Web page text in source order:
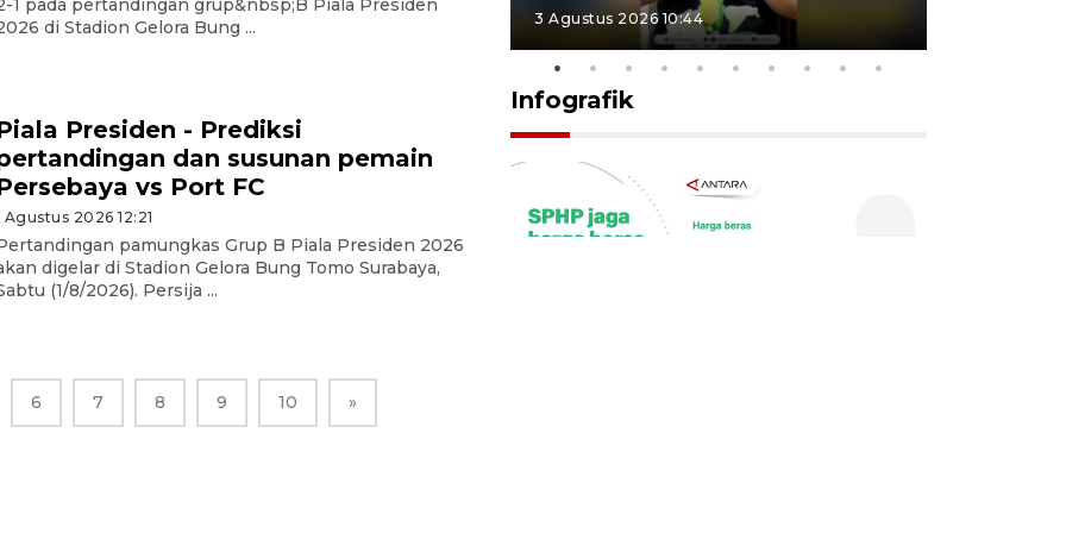
1 pada pertandingan grup&nbsp;B Piala Presiden
di Stadion Gelora Bung ...
Presiden - Prediksi
dan susunan pemain
vs Port FC
Agustus 2026 12:21
pamungkas Grup B Piala Presiden 2026
digelar di Stadion Gelora Bung Tomo Surabaya,
(1/8/2026). Persija ...
6 7 8 9 10 »
1 Juni 2026 05:47 3 Agustus 2026 10:44
Infografik